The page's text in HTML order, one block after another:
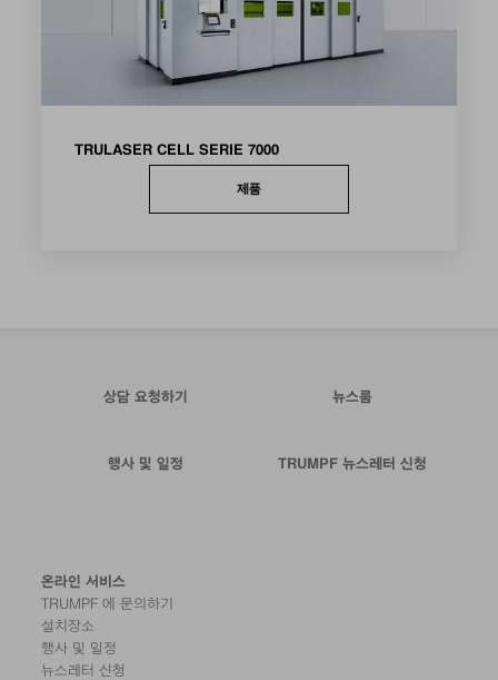
TRULASER CELL SERIE 7000
제품
상담 요청하기 뉴스룸
행사 및 일정 TRUMPF 뉴스레터 신청
온라인 서비스
TRUMPF 에 문의하기
설치장소
행사 및 일정
뉴스레터 신청